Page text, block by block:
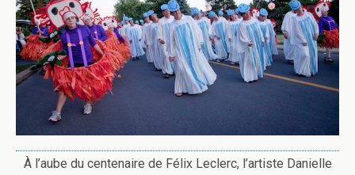
À l’aube du centenaire de Félix Leclerc, l’artiste Danielle